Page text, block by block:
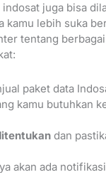
juga bisa
lebih suka
tentang
paket data
kamu butuhkan
dan
akan ada